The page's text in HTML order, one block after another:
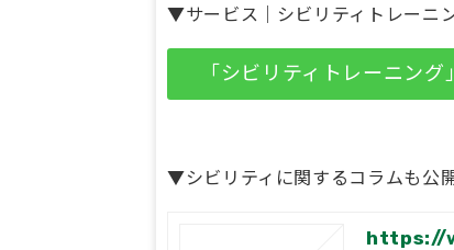
▼サービス｜シビリティトレーニ
「シビリティトレーニン
▼シビリティに関するコラムも公
https://